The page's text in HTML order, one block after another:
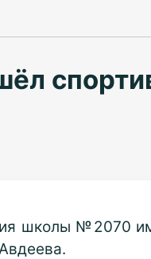
школы №2070